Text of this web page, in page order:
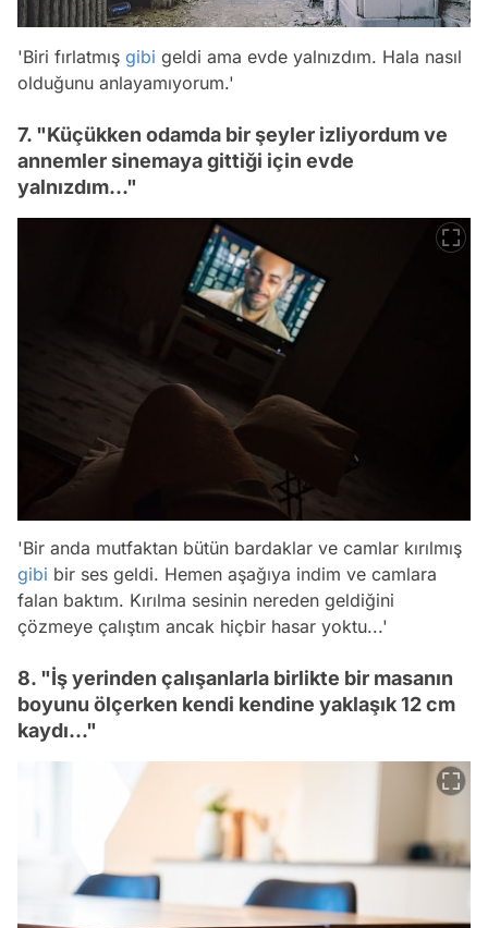
'Biri fırlatmış gibi geldi ama evde yalnızdım. Hala nasıl
olduğunu anlayamıyorum.'
7. "Küçükken odamda bir şeyler izliyordum ve
annemler sinemaya gittiği için evde
yalnızdım..."
'Bir anda mutfaktan bütün bardaklar ve camlar kırılmış
gibi bir ses geldi. Hemen aşağıya indim ve camlara
falan baktım. Kırılma sesinin nereden geldiğini
çözmeye çalıştım ancak hiçbir hasar yoktu...'
8. "İş yerinden çalışanlarla birlikte bir masanın
boyunu ölçerken kendi kendine yaklaşık 12 cm
kaydı..."